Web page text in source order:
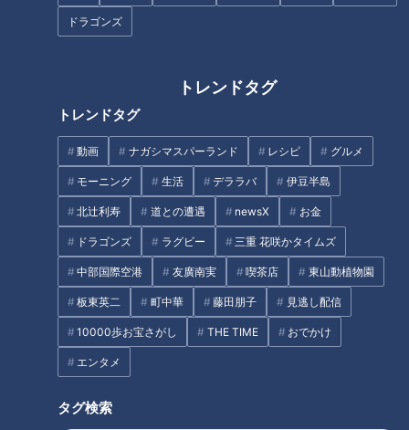
ドラゴンズ
トレンドタグ
トレンドタグ
動画 ナガシマスパーランド レシピ グルメ
モーニング 生活 デララバ 伊豆半島
北辻利寿 道との遭遇 newsX お金
ドラゴンズ ラグビー 三重 花咲かタイムズ
中部国際空港 友廣南実 喫茶店 東山動植物園
板東英二 町中華 藤田朋子 見逃し配信
10000歩お宝さがし THE TIME おでかけ
エンタメ
タグ検索
オススメ関連コンテンツ
「揚げ鶏のサルサ」の作り方
【キユーピー３分クッキング】
「コンソメジュレと2層のビシ